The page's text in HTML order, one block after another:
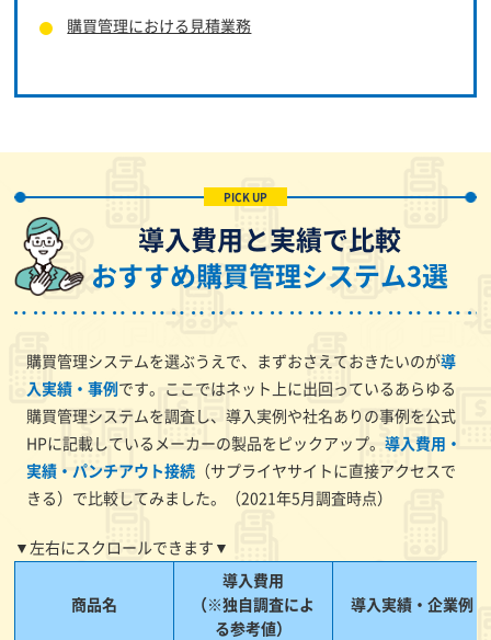
購買管理における見積業務
導入費用と実績で比較
おすすめ購買管理システム3選
購買管理システムを選ぶうえで、まずおさえておきたいのが導
入実績・事例です。ここではネット上に出回っているあらゆる
購買管理システムを調査し、導入実例や社名ありの事例を公式
HPに記載しているメーカーの製品をピックアップ。 導入費用・
実績・パンチアウト接続（サプライヤサイトに直接アクセスで
きる）で比較してみました。（2021年5月調査時点）
▼左右にスクロールできます▼
商品名
導入費用
（※独自調査によ
る参考値）
導入実績・企業例